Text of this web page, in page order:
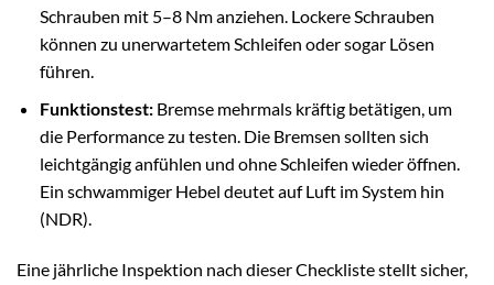
Schrauben mit 5–8 Nm anziehen. Lockere Schrauben
können zu unerwartetem Schleifen oder sogar Lösen
führen.
Funktionstest:Bremse mehrmals kräftig betätigen, um
die Performance zu testen. Die Bremsen sollten sich
leichtgängig anfühlen und ohne Schleifen wieder öffnen.
Ein schwammiger Hebel deutet auf Luft im System hin
(NDR).
Eine jährliche Inspektion nach dieser Checkliste stellt sicher,